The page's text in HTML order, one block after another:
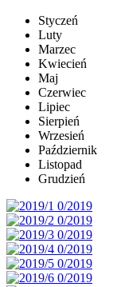
Styczeń
Luty
Marzec
Kwiecień
Maj
Czerwiec
Lipiec
Sierpień
Wrzesień
Październik
Listopad
Grudzień